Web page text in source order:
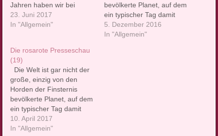
Jahren haben wir bei
unserem Bediensteten
Fritz Tietz einen Beitrag
Bediensteter an
europäischen
Königshäusern in Auftrag
gegeben. Als Tietz den
Beitrag dann vor über 6
Monaten lieferte, haben
wir uns entschlossen, ihn
nicht zu veröffentlichen, da
er…
23. Juni 2017
In "Allgemein"
bevölkerte Planet, auf dem
ein typischer Tag damit
beginnt, dass man sich am
liebsten gleich wieder die
5. Dezember 2016
In "Allgemein"
Die rosarote Presseschau
(19)
Die Welt ist gar nicht der
große, einzig von den
Horden der Finsternis
bevölkerte Planet, auf dem
ein typischer Tag damit
beginnt, dass man sich am
liebsten gleich wieder die
10. April 2017
In "Allgemein"